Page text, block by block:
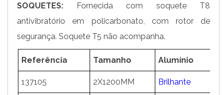
SOQUETES: Fornecida com soquete T8
antivibratório em policarbonato, com rotor de
segurança. Soquete T5 não acompanha.
Referência Tamanho Alumínio
137105 2X1200MM Brilhante